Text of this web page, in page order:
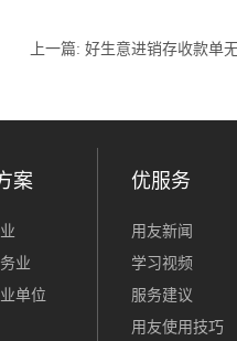
上一篇: 好生意进销存收款单
案
业
单位
优服务
用友新闻
学习视频
服务建议
用友使用技巧